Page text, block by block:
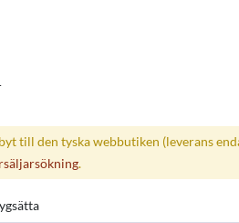
till den tyska webbutiken (leverans
.